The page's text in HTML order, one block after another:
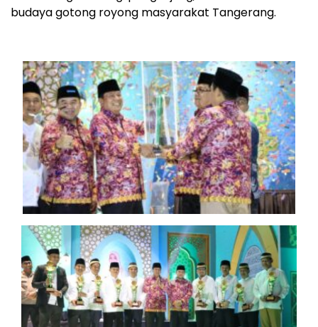
budaya gotong royong masyarakat Tangerang.